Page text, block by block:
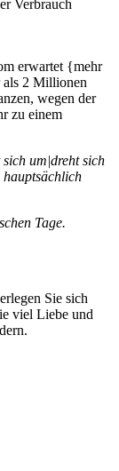
Verbrauch
erwartet {mehr
als 2 Millionen
wegen der
zu einem
um|dreht sich
hauptsächlich
Tage.
Sie sich
viel Liebe und